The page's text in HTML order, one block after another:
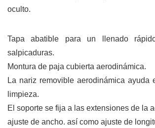
oculto.
Tapa abatible para un llenado
salpicaduras.
Montura de paja cubierta aerodinámica.
La nariz removible aerodinámica ayuda
limpieza.
El soporte se fija a las extensiones de la
ajuste de ancho. así como ajuste de